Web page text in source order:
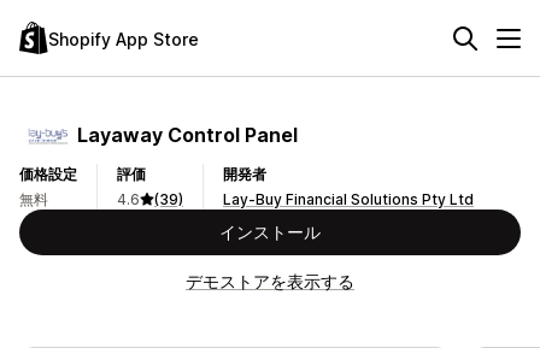
Shopify App Store
Layaway Control Panel
価格設定
無料
評価
4.6
(39)
開発者
Lay-Buy Financial Solutions Pty Ltd
インストール
デモストアを表示する